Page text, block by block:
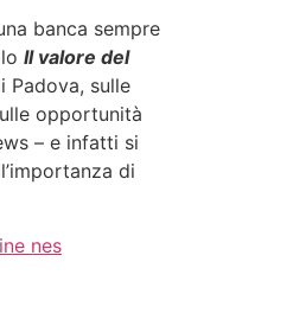
banca sempre
Il valore del
Padova, sulle
opportunità
– e infatti si
di
nes